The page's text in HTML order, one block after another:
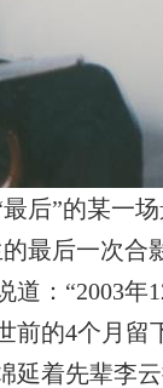
后”的某一
最后一次合
道：“2003
前的4个月留
延着先辈李